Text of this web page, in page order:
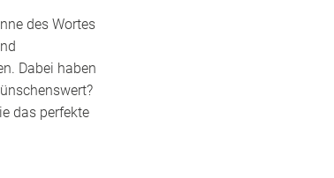
des Wortes
Dabei haben
das perfekte